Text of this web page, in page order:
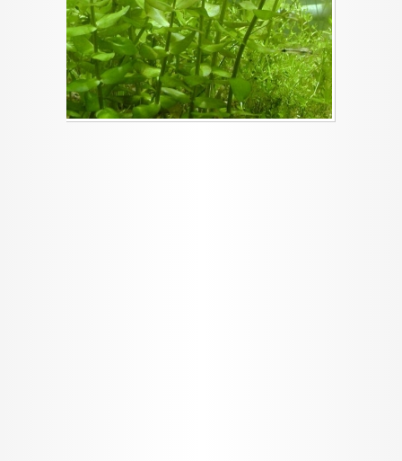
related to security, including authentication
functionality and fraud prevention, and other
user protection.
CONFIRM